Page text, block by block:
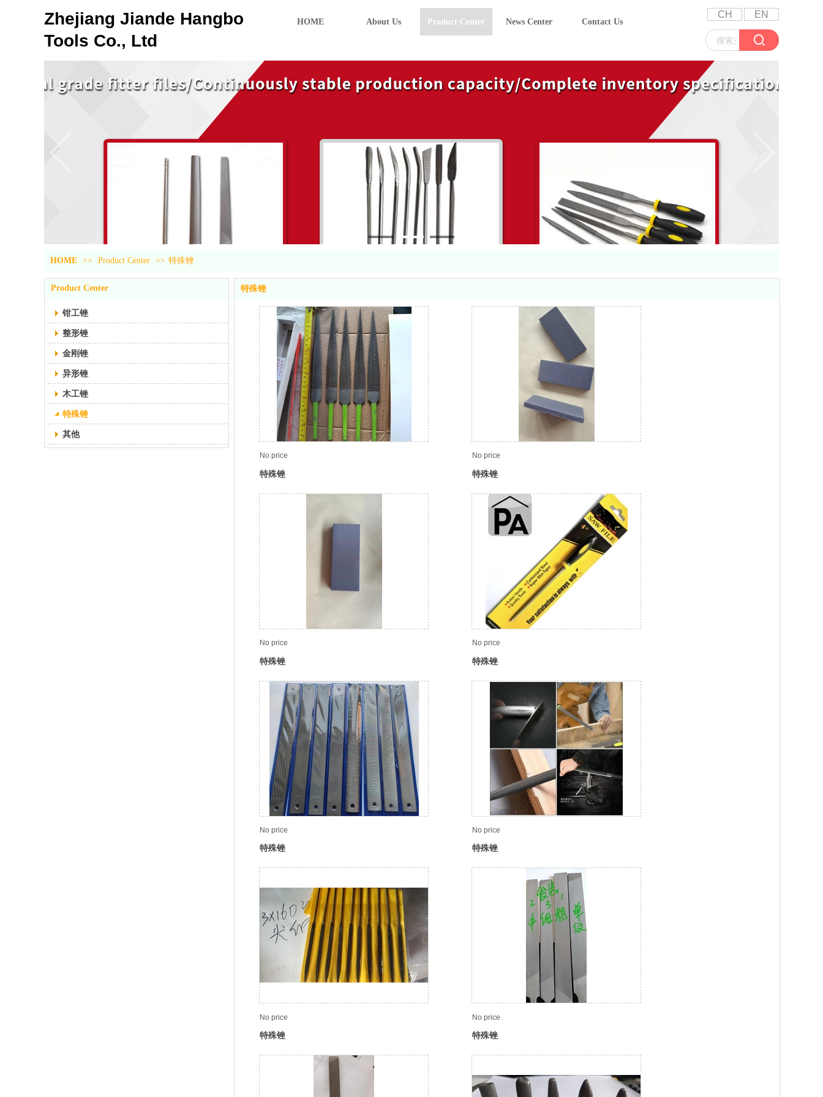
Zhejiang Jiande Hangbo
Tools Co., Ltd
CH EN
HOME About Us Product Center News Center Contact Us
HOME >> Product Center >> 特殊锉
Product Center
钳工锉
整形锉
金刚锉
异形锉
木工锉
特殊锉
其他
特殊锉
No price
特殊锉
No price
特殊锉
No price
特殊锉
No price
特殊锉
No price
特殊锉
No price
特殊锉
No price
特殊锉
No price
特殊锉